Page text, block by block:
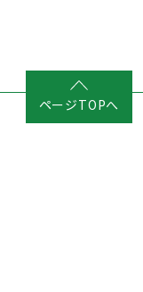
ページTOPへ